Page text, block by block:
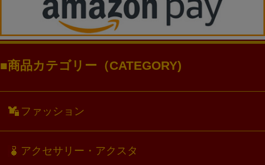
商品カテゴリー（CATEGORY)
ファッション
アクセサリー・アクスタ